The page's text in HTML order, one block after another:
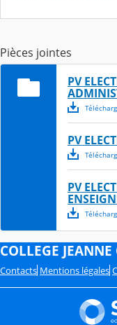
Pièces jointes
PV
PV
PV
COLLEGE
Contacts Mentions légales